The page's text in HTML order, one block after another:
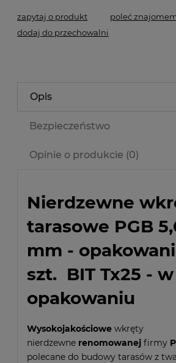
zapytaj o produkt poleć
dodaj do przechowalni
Opis
Bezpieczeństwo
Opinie o produkcie (0)
Nierdzewne
tarasowe PGB
mm -
szt. BIT Tx25 - w
opakowaniu
Wysokojakościowe wkręty
nierdzewne renomowanej firmy
polecane do budowy tarasów z